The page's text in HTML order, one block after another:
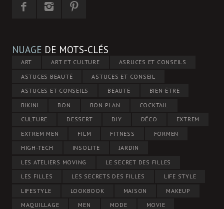
NUAGE DE MOTS-CLÉS
ART ART ET CULTURE
ASRUCES ET CONSEILS
ASTUCES BEAUTÉ
ASTUCES ET CONSEIL
ASTUCES ET CONSEILS
BEAUTÉ
BIEN-ÊTRE
BIKINI
BON BON PLAN
COCKTAIL
CULTURE
DESSERT DIY DÉCO
EXTREM
EXTREM MEN
FILM FITNESS
FORMEN
HIGH-TECH
INSOLITE
JARDIN
LES ATELIERS MOVING
LE SECRET DES FILLES
LES FILLES
LES SECRETS DES FILLES
LIFE STYLE
LIFESTYLE
LOOKBOOK MAISON
MAKEUP
MAQUILLAGE
MEN MODE MOVIE